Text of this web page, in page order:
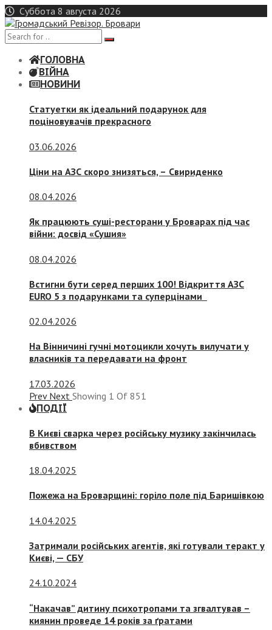
Skip
to
content
Суббота 8 августа 2026
ГОЛОВНА
ВІЙНА
НОВИНИ
Статуетки як ідеальний подарунок для
поціновувачів прекрасного
03.06.2026
Ціни на АЗС скоро знизяться, – Свириденко
08.04.2026
Як працюють суші-ресторани у Броварах під час
війни: досвід «Сушия»
08.04.2026
Встигни бути серед перших 100! Відкриття АЗС
EURO 5 з подарунками та суперцінами
02.04.2026
На Вінничині гучні мотоцикли хочуть вилучати у
власників та передавати на фронт
17.03.2026
Prev Next Showing 1 Of 851
ПОДІЇ
В Києві сварка через російську музику закінчилась
вбивством
18.04.2025
Пожежа на Броварщині: горіло поле під Баришівкою
14.04.2025
Затримали російських агентів, які готували теракт у
Києві, — СБУ
24.10.2024
“Накачав” дитину психотропами та згвалтував –
киянин проведе 14 років за ґратами